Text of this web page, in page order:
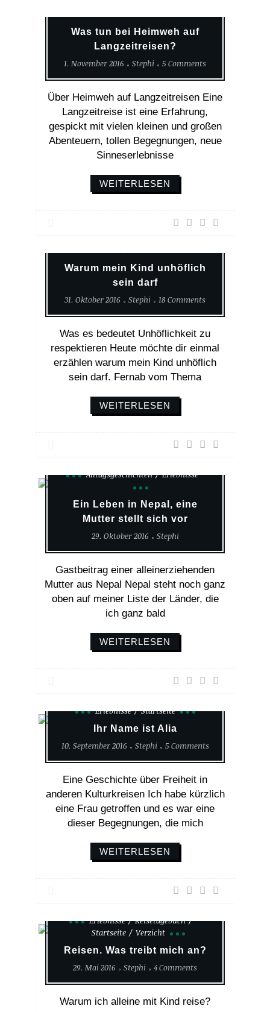
Was tun bei Heimweh auf
Langzeitreisen?
1. November 2016 Stephi 5 Comments
Über Heimweh auf Langzeitreisen Eine
Langzeitreise ist eine Erfahrung,
gespickt mit vielen kleinen und großen
Abenteuern, tollen Begegnungen, neue
Sinneserlebnisse
WEITERLESEN
Warum mein Kind unhöflich
sein darf
31. Oktober 2016 Stephi 18 Comments
Was es bedeutet Unhöflichkeit zu
respektieren Heute möchte dir einmal
erzählen warum mein Kind unhöflich
sein darf. Fernab vom Thema
WEITERLESEN
Alltagsgeschichten Erlebnisse
Ein Leben in Nepal, eine
Mutter stellt sich vor
29. Oktober 2016 Stephi
Gastbeitrag einer alleinerziehenden
Mutter aus Nepal Nepal steht noch ganz
oben auf meiner Liste der Länder, die
ich ganz bald
WEITERLESEN
Erlebnisse Startseite
Ihr Name ist Alia
10. September 2016 Stephi 5 Comments
Eine Geschichte über Freiheit in
anderen Kulturkreisen Ich habe kürzlich
eine Frau getroffen und es war eine
dieser Begegnungen, die mich
WEITERLESEN
Erlebnisse
Reisetagebuch
Startseite
Verzicht
Reisen. Was treibt mich an?
29. Mai 2016 Stephi 4 Comments
Warum ich alleine mit Kind reise?